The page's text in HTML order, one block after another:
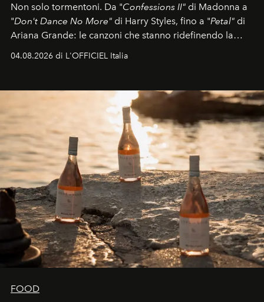
Non solo tormentoni. Da "Confessions II" di Madonna a
"Don't Dance No More" di Harry Styles, fino a "Petal" di
Ariana Grande: le canzoni che stanno ridefinendo la
04.08.2026 di L'OFFICIEL Italia
FOOD